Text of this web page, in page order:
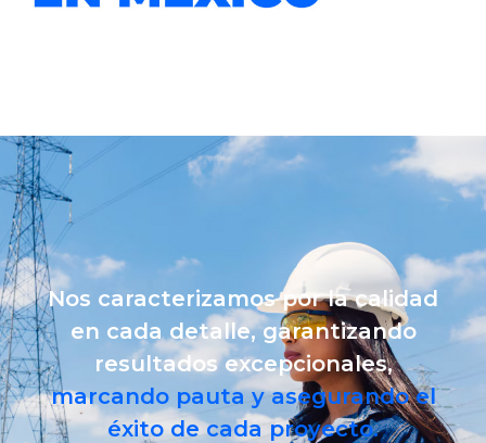
Nos caracterizamos por la calidad
en cada detalle, garantizando
resultados excepcionales,
marcando pauta y asegurando el
éxito de cada proyecto.